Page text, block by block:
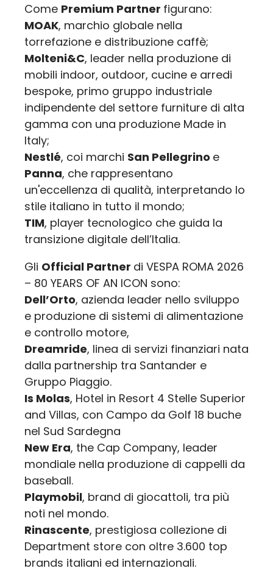
Come Premium Partner figurano:
MOAK, marchio globale nella
torrefazione e distribuzione caffè;
Molteni&C, leader nella produzione di
mobili indoor, outdoor, cucine e arredi
bespoke, primo gruppo industriale
indipendente del settore furniture di alta
gamma con una produzione Made in
Italy;
Nestlé, coi marchi San Pellegrino e
Panna, che rappresentano
un'eccellenza di qualità, interpretando lo
stile italiano in tutto il mondo;
TIM, player tecnologico che guida la
transizione digitale dell’Italia.
Gli Official Partner di VESPA ROMA 2026
– 80 YEARS OF AN ICON sono:
Dell’Orto, azienda leader nello sviluppo
e produzione di sistemi di alimentazione
e controllo motore,
Dreamride, linea di servizi finanziari nata
dalla partnership tra Santander e
Gruppo Piaggio.
Is Molas, Hotel in Resort 4 Stelle Superior
and Villas, con Campo da Golf 18 buche
nel Sud Sardegna
New Era, the Cap Company, leader
mondiale nella produzione di cappelli da
baseball.
Playmobil, brand di giocattoli, tra più
noti nel mondo.
Rinascente, prestigiosa collezione di
Department store con oltre 3.600 top
brands italiani ed internazionali.